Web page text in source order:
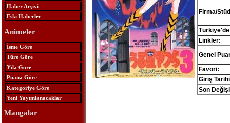
Haber Arşivi
Eski Haberler
Animeler
İsme Göre
Türe Göre
Yıla Göre
Puana Göre
Kategoriye Göre
Yeni Yayımlanacaklar
Mangalar
Firma/
Linkler:
Genel
Favori:
Giriş
Son